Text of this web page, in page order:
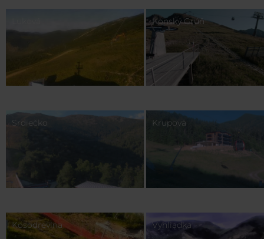
Konský Grúň
Srdiečko Krupová
Kosodrevina Vyhliadka